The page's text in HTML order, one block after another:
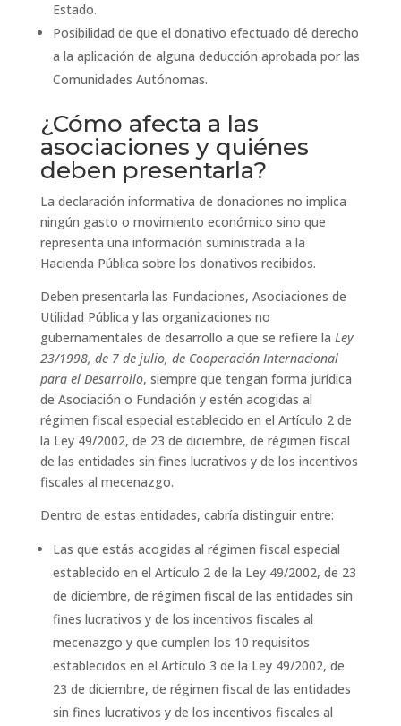
Estado.
Posibilidad de que el donativo efectuado dé derecho
a la aplicación de alguna deducción aprobada por las
Comunidades Autónomas.
¿Cómo afecta a las
asociaciones y quiénes
deben presentarla?
La declaración informativa de donaciones no implica
ningún gasto o movimiento económico sino que
representa una información suministrada a la
Hacienda Pública sobre los donativos recibidos.
Deben presentarla las Fundaciones, Asociaciones de
Utilidad Pública y las organizaciones no
gubernamentales de desarrollo a que se refiere la Ley
23/1998, de 7 de julio, de Cooperación Internacional
para el Desarrollo, siempre que tengan forma jurídica
de Asociación o Fundación y estén acogidas al
régimen fiscal especial establecido en el Artículo 2 de
la Ley 49/2002, de 23 de diciembre, de régimen fiscal
de las entidades sin fines lucrativos y de los incentivos
fiscales al mecenazgo.
Dentro de estas entidades, cabría distinguir entre:
Las que estás acogidas al régimen fiscal especial
establecido en el Artículo 2 de la Ley 49/2002, de 23
de diciembre, de régimen fiscal de las entidades sin
fines lucrativos y de los incentivos fiscales al
mecenazgo y que cumplen los 10 requisitos
establecidos en el Artículo 3 de la Ley 49/2002, de
23 de diciembre, de régimen fiscal de las entidades
sin fines lucrativos y de los incentivos fiscales al